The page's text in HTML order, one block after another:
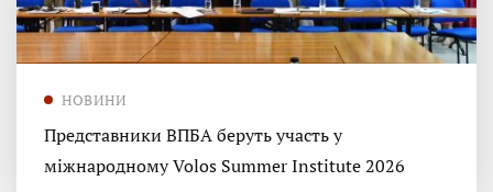
НОВИНИ
Представники ВПБА беруть участь у
міжнародному Volos Summer Institute 2026